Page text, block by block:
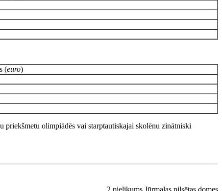
(euro)
olimpiādēs vai starptautiskajai skolēnu zinātniski